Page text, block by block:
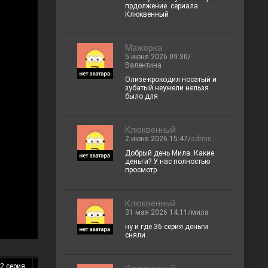
серия 14 серия 15 серия 16 серия
прдолжение сериала
Клюквенный
Мажорка
5 июня 2026 09:30/
Валентина
Олизе-крокодил носатый и
зубатый неужели нельзя
было для
Клюквенный
2 июня 2026 15:47/admin
Добрый день Мила. Какие
деньги? У нас полностью
просмотр
Клюквенный
31 мая 2026 14:11/мила
ну и где 36 серия деньги
сняли